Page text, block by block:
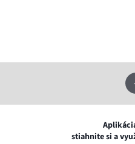
stiahnite si a